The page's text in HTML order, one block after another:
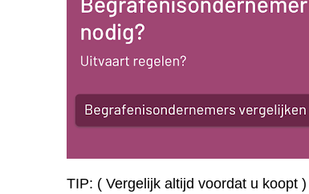
TIP: ( Vergelijk altijd voordat u koopt )